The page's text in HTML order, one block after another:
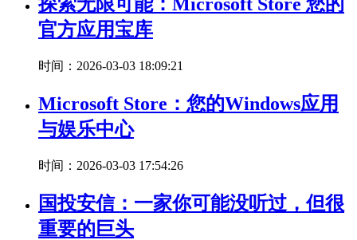
官方应用宝库
时间：2026-03-03 18:09:21
Microsoft Store：您的Windows应用
与娱乐中心
时间：2026-03-03 17:54:26
国投安信：一家你可能没听过，但很
重要的巨头